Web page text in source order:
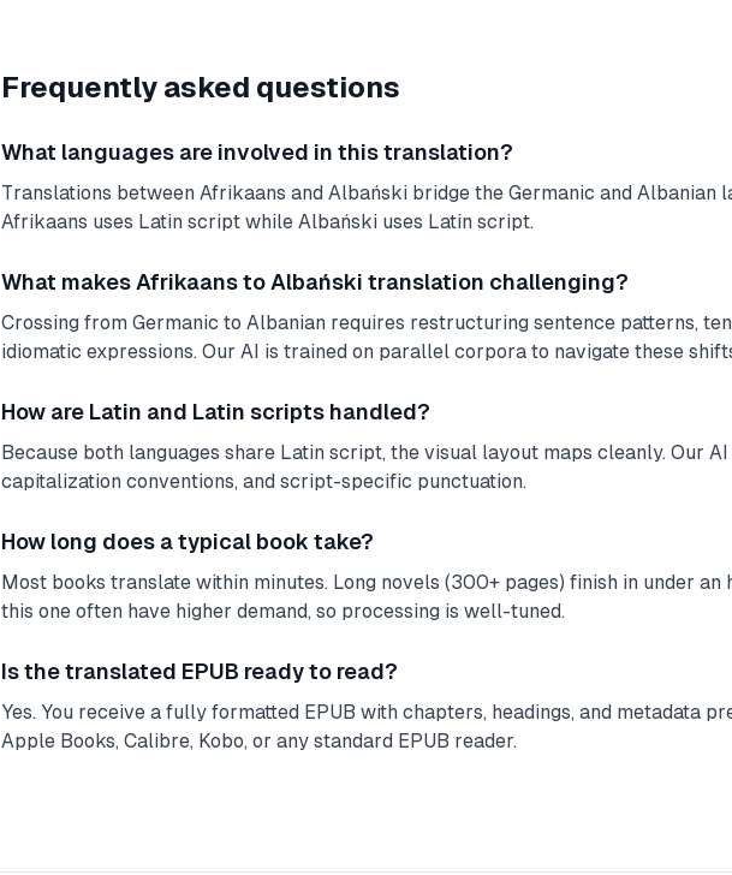
Frequently asked questions
What languages are involved in this translation?
Translations between Afrikaans and Albański bridge the Germanic and Albanian
Afrikaans uses Latin script while Albański uses Latin script.
What makes Afrikaans to Albański translation challenging?
Crossing from Germanic to Albanian requires restructuring sentence patterns,
idiomatic expressions. Our AI is trained on parallel corpora to navigate these
How are Latin and Latin scripts handled?
Because both languages share Latin script, the visual layout maps cleanly. Our
capitalization conventions, and script-specific punctuation.
How long does a typical book take?
Most books translate within minutes. Long novels (300+ pages) finish in under an
this one often have higher demand, so processing is well-tuned.
Is the translated EPUB ready to read?
Yes. You receive a fully formatted EPUB with chapters, headings, and metadata
Apple Books, Calibre, Kobo, or any standard EPUB reader.